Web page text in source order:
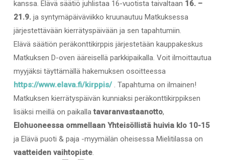
kanssa. Elävä säätiö juhlistaa 16-vuotista taivaltaan 16. –
21.9.ja syntymäpäiväviikko kruunautuu Matkuksessa
järjestettävään kierrätyspäivään ja sen tapahtumiin.
Elävä säätiön peräkonttikirppis järjestetään kauppakeskus
Matkuksen D-oven ääreisellä parkkipaikalla. Voit ilmoittautua
myyjäksi täyttämällä hakemuksen osoitteessa
https://www.elava.fi/kirppis/. Tapahtuma on ilmainen!
Matkuksen kierrätyspäivän kunniaksi peräkonttikirppiksen
lisäksi meillä on paikallatavaranvastaanotto,
Elohuoneessa ommellaan Yhteisöllistä huivia klo 10-15
ja Elävä puoti & paja -myymälän oheisessa Mielitilassa on
vaatteiden vaihtopiste.